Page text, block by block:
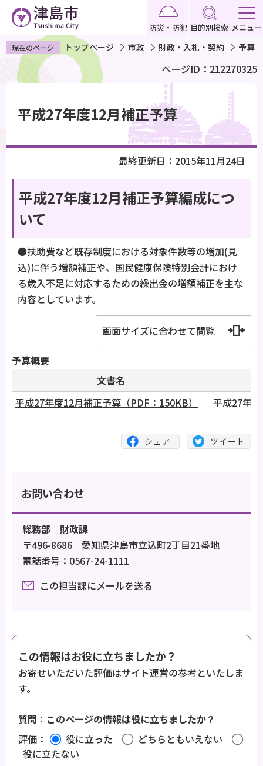
ペ
ー
ジ
で
す
防災・防犯 目的別検索 メニュー
現在のページ トップページ 市政 財政・入札・契約 予算
ページID：212270325
平成27年度12月補正予算
最終更新日：2015年11月24日
平成27年度12月補正予算編成につ
いて
●扶助費など既存制度における対象件数等の増加(見
込)に伴う増額補正や、国民健康保険特別会計におけ
る歳入不足に対応するための繰出金の増額補正を主な
内容としています。
画面サイズに合わせて閲覧
予算概要
文書名
平成27年度12月補正予算（PDF：150KB）
平成27年
お問い合わせ
総務部 財政課
〒496-8686 愛知県津島市立込町2丁目21番地
電話番号：0567-24-1111
この担当課にメールを送る
この情報はお役に立ちましたか？
お寄せいただいた評価はサイト運営の参考といたしま
す。
質問：このページの情報は役に立ちましたか？
評価：
役に立った
どちらともいえない
役に立たない